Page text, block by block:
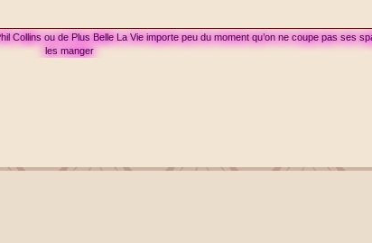
Collins ou de Plus Belle La Vie importe peu du moment qu’on ne coupe pas ses
les manger